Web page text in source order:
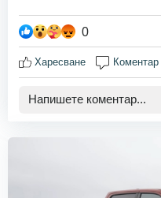
0
Харесване Коментар